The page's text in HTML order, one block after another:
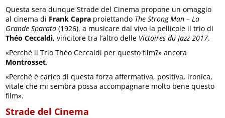
Questa sera dunque Strade del Cinema propone un omaggio
al cinema di Frank Capra proiettando The Strong Man – La
Grande Sparata (1926), a musicare dal vivo la pellicole il trio di
Théo Ceccaldi, vincitore tra l’altro delle Victoires du Jazz 2017.
«Perché il Trio Théo Ceccaldi per questo film?» ancora
Montrosset.
«Perché è carico di questa forza affermativa, positiva, ironica,
vitale che mi sembra possa accompagnare molto bene questo
film».
Strade del Cinema